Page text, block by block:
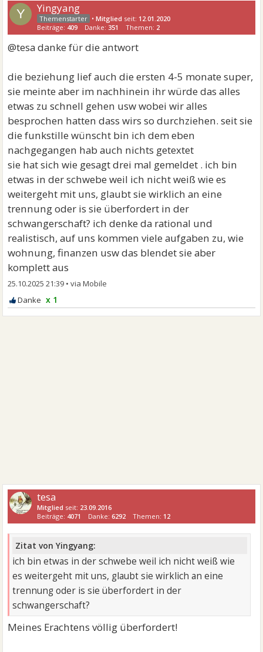
Y Yingyang
•Mitglied seit: 12.01.2020
Beiträge: 409 Danke:351 Themen: 2
@tesa danke für die antwort
die beziehung lief auch die ersten 4-5 monate super,
sie meinte aber im nachhinein ihr würde das alles
etwas zu schnell gehen usw wobei wir alles
besprochen hatten dass wirs so durchziehen. seit sie
die funkstille wünscht bin ich dem eben
nachgegangen hab auch nichts getextet
sie hat sich wie gesagt drei mal gemeldet . ich bin
etwas in der schwebe weil ich nicht weiß wie es
weitergeht mit uns, glaubt sie wirklich an eine
trennung oder is sie überfordert in der
schwangerschaft? ich denke da rational und
realistisch, auf uns kommen viele aufgaben zu, wie
wohnung, finanzen usw das blendet sie aber
komplett aus
25.10.2025 21:39 •
x 1
tesa
Mitglied seit: 23.09.2016
Beiträge: 4071 Danke:6292 Themen: 12
Zitat von Yingyang:
ich bin etwas in der schwebe weil ich nicht weiß wie
es weitergeht mit uns, glaubt sie wirklich an eine
trennung oder is sie überfordert in der
schwangerschaft?
Meines Erachtens völlig überfordert!